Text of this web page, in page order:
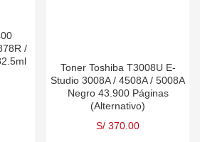
/
Toner Toshiba T3008U E-
Studio 3008A / 4508A / 5008A
Negro 43.900 Páginas
(Alternativo)
S/ 370.00